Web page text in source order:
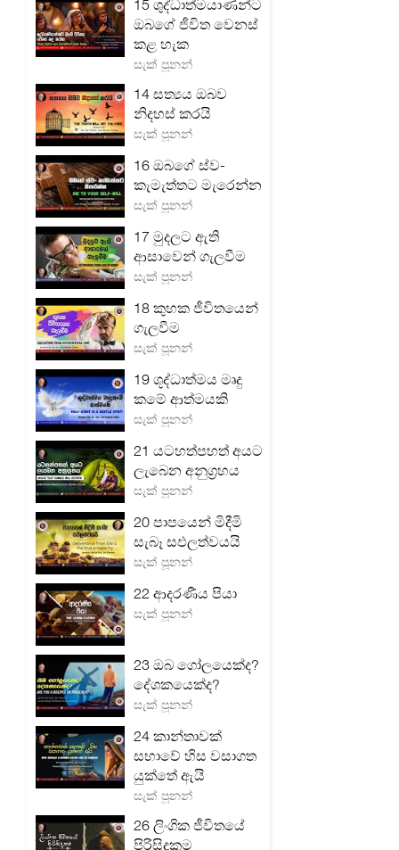
15 ශුද්ධාත්මයාණන්ට
ඔබගේ ජීවිත වෙනස්
කළ හැක
සැක් පූනන්
14 සත්‍යය ඔබව
නිදහස් කරයි
සැක් පූනන්
16 ඔබගේ ස්ව-
කැමැත්තට මැරෙන්න
සැක් පූනන්
17 මුදලට ඇති
ආසාවෙන් ගැලවීම
සැක් පූනන්
18 කුහක ජීවිතයෙන්
ගැලවීම
සැක් පූනන්
19 ශූද්ධාත්මය මෘදු
කමේ ආත්මයකි
සැක් පූනන්
21 යටහත්පහත් අයට
ලැබෙන අනුග්‍රහය
සැක් පූනන්
20 පාපයෙන් මිදීමි
සැබෑ සඵලත්වයයි
සැක් පූනන්
22 ආදරණීය පියා
සැක් පූනන්
23 ඔබ ගෝලයෙක්ද?
දේශකයෙක්ද?
සැක් පූනන්
24 කාන්තාවක්
සභාවේ හිස වසාගත
යුක්තේ ඇයි
සැක් පූනන්
26 ලිංගික ජීවිතයේ
පිරිසිදුකම